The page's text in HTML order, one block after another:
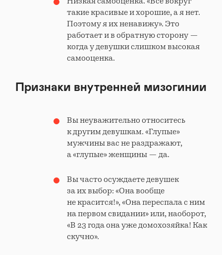
такие красивые и хорошие, а я нет.
Поэтому я их ненавижу». Это
работает и в обратную сторону —
когда у девушки слишком высокая
самооценка.
Признаки внутренней мизогинии
Вы неуважительно относитесь
к другим девушкам. «Глупые»
мужчины вас не раздражают,
а «глупые» женщины — да.
Вы часто осуждаете девушек
за их выбор: «Она вообще
не красится!», «Она переспала с ним
на первом свидании» или, наоборот,
«В 23 года она уже домохозяйка! Как
скучно».